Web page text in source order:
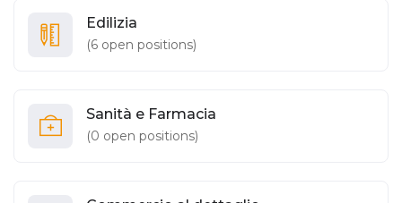
Edilizia
(6 open positions)
Sanità e Farmacia
(0 open positions)